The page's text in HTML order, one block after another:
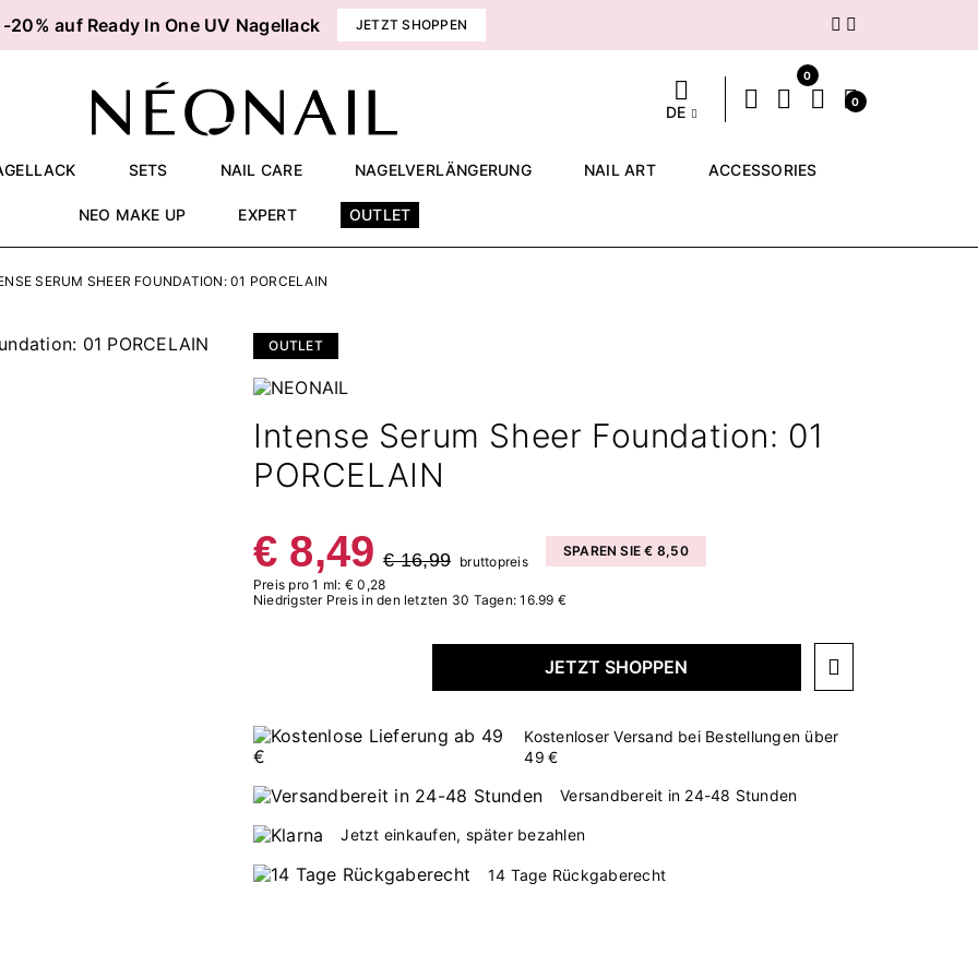
-20% auf Ready In One UV Nagellack JETZT SHOPPEN Weiter
DE
0
0
SETS NAIL CARE NAGELVERLÄNGERUNG NAIL ART ACCESSORIES
NEO MAKE UP EXPERT OUTLET
SERUM SHEER FOUNDATION: 01 PORCELAIN
OUTLET
Intense Serum Sheer Foundation: 01
PORCELAIN
€ 8,49 € 16,99 bruttopreis
SPAREN SIE € 8,50
Preis pro 1 ml: € 0,28
Niedrigster Preis in den letzten 30 Tagen: 16.99 €
JETZT SHOPPEN
Kostenloser Versand bei Bestellungen über
49 €
Versandbereit in 24-48 Stunden
Jetzt einkaufen, später bezahlen
14 Tage Rückgaberecht